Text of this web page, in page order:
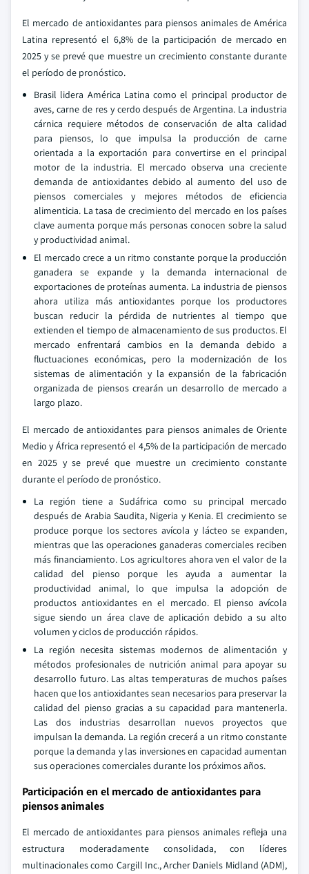
El mercado de antioxidantes para piensos animales de América
Latina representó el 6,8% de la participación de mercado en
2025 y se prevé que muestre un crecimiento constante durante
el período de pronóstico.
Brasil lidera América Latina como el principal productor de
aves, carne de res y cerdo después de Argentina. La industria
cárnica requiere métodos de conservación de alta calidad
para piensos, lo que impulsa la producción de carne
orientada a la exportación para convertirse en el principal
motor de la industria. El mercado observa una creciente
demanda de antioxidantes debido al aumento del uso de
piensos comerciales y mejores métodos de eficiencia
alimenticia. La tasa de crecimiento del mercado en los países
clave aumenta porque más personas conocen sobre la salud
y productividad animal.
El mercado crece a un ritmo constante porque la producción
ganadera se expande y la demanda internacional de
exportaciones de proteínas aumenta. La industria de piensos
ahora utiliza más antioxidantes porque los productores
buscan reducir la pérdida de nutrientes al tiempo que
extienden el tiempo de almacenamiento de sus productos. El
mercado enfrentará cambios en la demanda debido a
fluctuaciones económicas, pero la modernización de los
sistemas de alimentación y la expansión de la fabricación
organizada de piensos crearán un desarrollo de mercado a
largo plazo.
El mercado de antioxidantes para piensos animales de Oriente
Medio y África representó el 4,5% de la participación de mercado
en 2025 y se prevé que muestre un crecimiento constante
durante el período de pronóstico.
La región tiene a Sudáfrica como su principal mercado
después de Arabia Saudita, Nigeria y Kenia. El crecimiento se
produce porque los sectores avícola y lácteo se expanden,
mientras que las operaciones ganaderas comerciales reciben
más financiamiento. Los agricultores ahora ven el valor de la
calidad del pienso porque les ayuda a aumentar la
productividad animal, lo que impulsa la adopción de
productos antioxidantes en el mercado. El pienso avícola
sigue siendo un área clave de aplicación debido a su alto
volumen y ciclos de producción rápidos.
La región necesita sistemas modernos de alimentación y
métodos profesionales de nutrición animal para apoyar su
desarrollo futuro. Las altas temperaturas de muchos países
hacen que los antioxidantes sean necesarios para preservar la
calidad del pienso gracias a su capacidad para mantenerla.
Las dos industrias desarrollan nuevos proyectos que
impulsan la demanda. La región crecerá a un ritmo constante
porque la demanda y las inversiones en capacidad aumentan
sus operaciones comerciales durante los próximos años.
Participación en el mercado de antioxidantes para
piensos animales
El mercado de antioxidantes para piensos animales refleja una
estructura moderadamente consolidada, con líderes
multinacionales como Cargill Inc., Archer Daniels Midland (ADM),